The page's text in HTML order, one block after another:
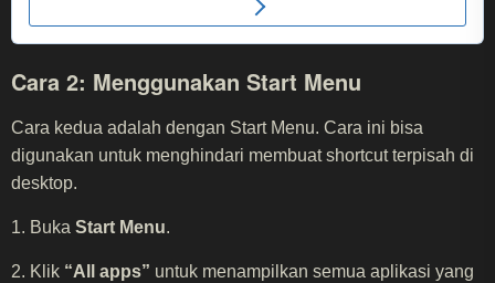
Cara 2: Menggunakan Start Menu
Cara kedua adalah dengan Start Menu. Cara ini bisa
digunakan untuk menghindari membuat shortcut terpisah di
desktop.
1. Buka Start Menu.
2. Klik “All apps” untuk menampilkan semua aplikasi yang